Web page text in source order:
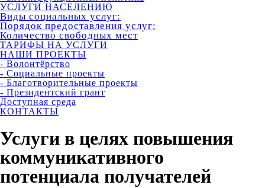
УСЛУГИ НАСЕЛЕНИЮ
Виды социальных услуг:
Порядок предоставления услуг:
Количество свободных мест
ТАРИФЫ НА УСЛУГИ
НАШИ ПРОЕКТЫ
- Волонтёрство
- Социальные проекты
- Благотворительные проекты
- Президентский грант
Доступная среда
КОНТАКТЫ
Услуги в целях повышения
коммуникативного
потенциала получателей